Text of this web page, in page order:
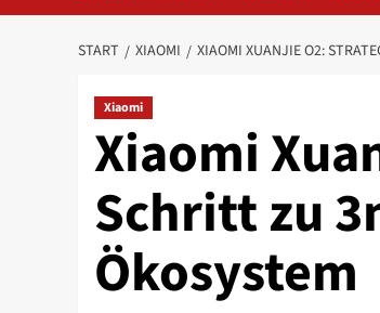
START XIAOMI XIAOMI XUANJIE O2:
Xiaomi
Xiaomi
Schritt zu
Ökosystem